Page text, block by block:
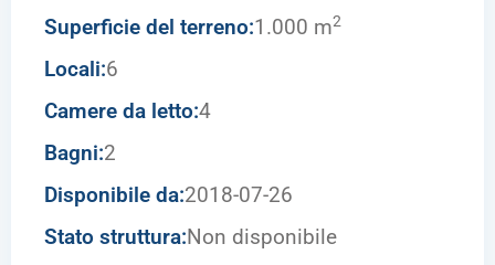
Superficie del terreno:1.000 m2
Locali:6
Camere da letto:4
Bagni:2
Disponibile da:2018-07-26
Stato struttura:Non disponibile